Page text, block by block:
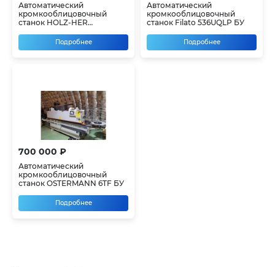
Автоматический
кромкооблицовочный
станок HOLZ-HER
Подробнее
Автоматический
кромкооблицовочный
станок Filato 536UQLP БУ
Подробнее
700 000 ₽
Автоматический
кромкооблицовочный
станок OSTERMANN 6TF БУ
Подробнее